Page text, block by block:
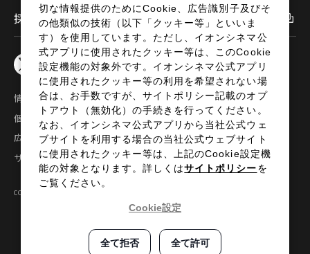
採用情報
情報セキュリティ
サイトポリシー
個人情報の取扱い
お問い合わせ
広告掲載
特定商取引法に基づく表示
サイトマップ
COPYRIGHT©2024 AEON ENTERTAINMENT CO.,LTD ALL RIGHTS RESERVED.
切な情報提供のためにCookie、広告識別子及びそ
の他類似の技術（以下「クッキー等」といいま
す）を使用しています。ただし、イオンシネマ公
式アプリに使用されたクッキー等は、このCookie
設定機能の対象外です。イオンシネマ公式アプリ
に使用されたクッキー等の利用を希望されない場
合は、お手数ですが、サイトポリシー記載のオプ
トアウト（無効化）の手続きを行ってください。
なお、イオンシネマ公式アプリから当社公式ウェ
ブサイトを利用する場合の当社公式ウェブサイト
に使用されたクッキー等は、上記のCookie設定機
能の対象となります。詳しくはサイトポリシーを
ご覧ください。
Cookie設定
全て拒否 全て許可